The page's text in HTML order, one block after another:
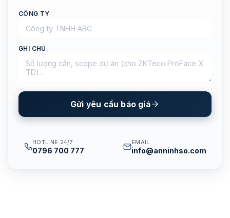
CÔNG TY
GHI CHÚ
Gửi yêu cầu báo giá
HOTLINE 24/7
0796 700 777
EMAIL
info@anninhso.com